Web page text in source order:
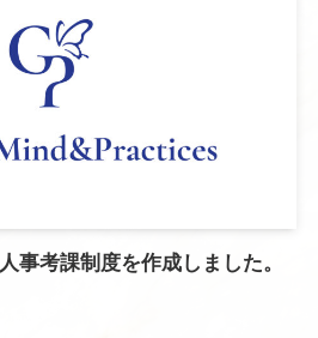
考課制度を作成しました。